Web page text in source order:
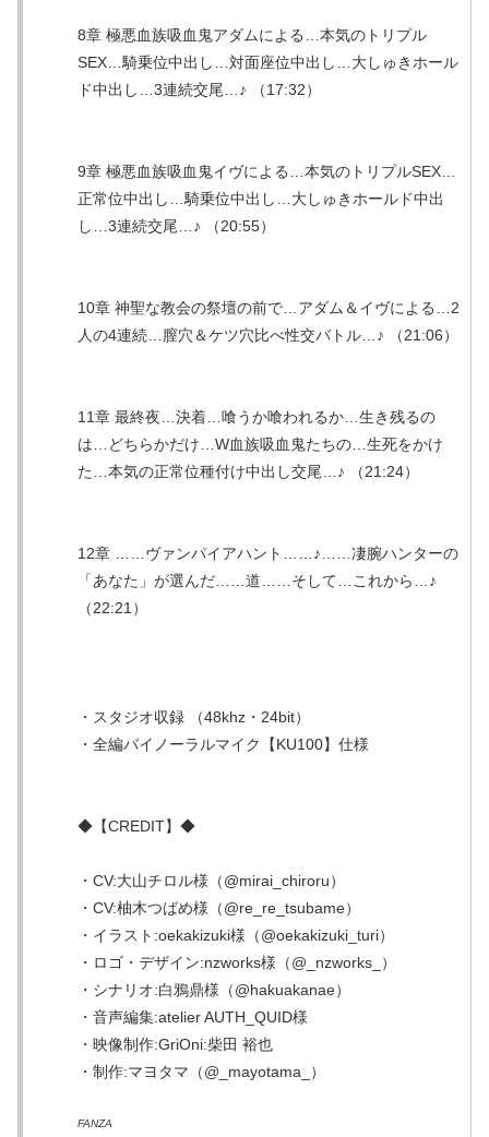
8章 極悪血族吸血鬼アダムによる…本気のトリプル
SEX…騎乗位中出し…対面座位中出し…大しゅきホール
ド中出し…3連続交尾…♪ （17:32）
9章 極悪血族吸血鬼イヴによる…本気のトリプルSEX…
正常位中出し…騎乗位中出し…大しゅきホールド中出
し…3連続交尾…♪ （20:55）
10章 神聖な教会の祭壇の前で…アダム＆イヴによる…2
人の4連続…膣穴＆ケツ穴比べ性交バトル…♪ （21:06）
11章 最終夜…決着…喰うか喰われるか…生き残るの
は…どちらかだけ…W血族吸血鬼たちの…生死をかけ
た…本気の正常位種付け中出し交尾…♪ （21:24）
12章 ……ヴァンパイアハント……♪……凄腕ハンターの
「あなた」が選んだ……道……そして…これから…♪
（22:21）
・スタジオ収録 （48khz・24bit）
・全編バイノーラルマイク【KU100】仕様
◆【CREDIT】◆
・CV:大山チロル様（@mirai_chiroru）
・CV:柚木つばめ様（@re_re_tsubame）
・イラスト:oekakizuki様（@oekakizuki_turi）
・ロゴ・デザイン:nzworks様（@_nzworks_）
・シナリオ:白鴉鼎様（@hakuakanae）
・音声編集:atelier AUTH_QUID様
・映像制作:GriOni:柴田 裕也
・制作:マヨタマ（@_mayotama_）
FANZA